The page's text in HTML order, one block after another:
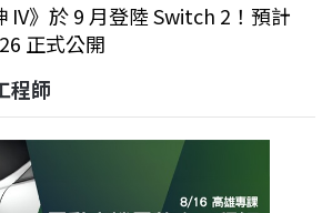
IV》於 9 月登陸 Switch 2！預計
正式公開
程師